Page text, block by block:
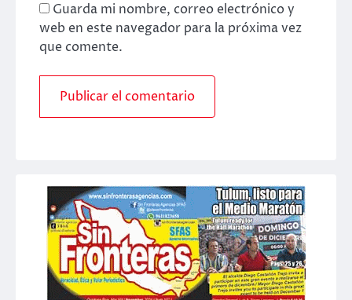
Guarda mi nombre, correo electrónico y
web en este navegador para la próxima vez
que comente.